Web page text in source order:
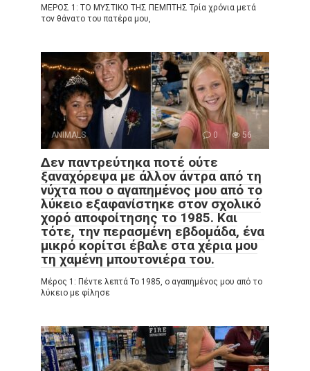
ΜΕΡΟΣ 1: ΤΟ ΜΥΣΤΙΚΟ ΤΗΣ ΠΕΜΠΤΗΣ Τρία χρόνια μετά
τον θάνατο του πατέρα μου,
ANIMALS 0 56
Δεν παντρεύτηκα ποτέ ούτε
ξαναχόρεψα με άλλον άντρα από τη
νύχτα που ο αγαπημένος μου από το
λύκειο εξαφανίστηκε στον σχολικό
χορό αποφοίτησης το 1985. Και
τότε, την περασμένη εβδομάδα, ένα
μικρό κορίτσι έβαλε στα χέρια μου
τη χαμένη μπουτονιέρα του.
Μέρος 1: Πέντε λεπτά Το 1985, ο αγαπημένος μου από το
λύκειο με φίλησε